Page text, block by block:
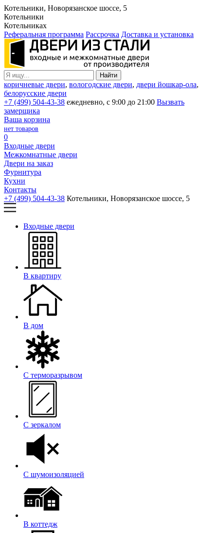
Котельники, Новорязанское шоссе, 5
Котельники
Котельниках
Реферальная программа Рассрочка Доставка и установка
коричневые двери, вологодские двери, двери йошкар-ола,
белорусские двери
+7 (499) 504-43-38 ежедневно, с 9:00 до 21:00 Вызвать
замерщика
Ваша корзина
нет товаров
0
Входные двери
Межкомнатные двери
Двери на заказ
Фурнитура
Кухни
Контакты
+7 (499) 504-43-38 Котельники, Новорязанское шоссе, 5
Входные двери
В квартиру
В дом
С терморазрывом
С зеркалом
С шумоизоляцией
В коттедж